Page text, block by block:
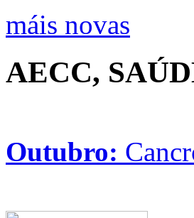
máis novas
AECC,
Outubro: